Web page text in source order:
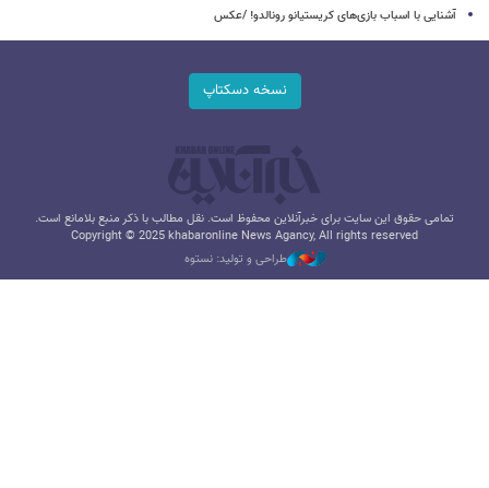
آشنایی با اسباب‌ بازی‌های کریستیانو رونالدو! /عکس
نسخه دسکتاپ
تمامی حقوق این سایت برای خبرآنلاین محفوظ است. نقل مطالب با ذکر منبع بلامانع است.
Copyright © 2025 khabaronline News Agancy, All rights reserved
طراحی و تولید: نستوه